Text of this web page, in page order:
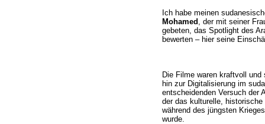
Ich habe meinen
Mohamed , der mit seiner
gebeten, das Spotlight des
bewerten – hier seine
Die Filme waren kraftvoll
hin zur Digitalisierung im
entscheidenden Versuch der
der das kulturelle,
während des jüngsten
wurde.